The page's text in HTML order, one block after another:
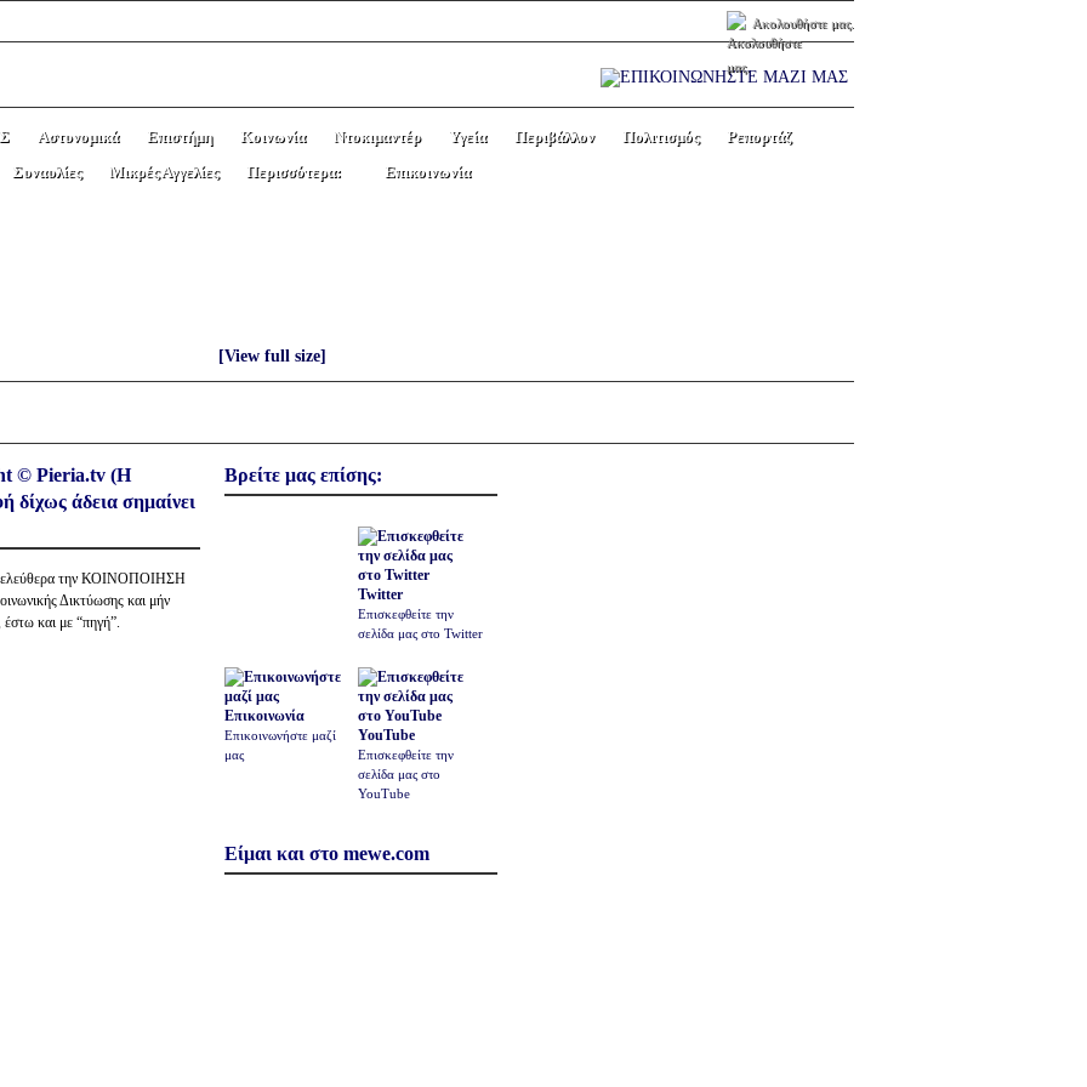
Ακολουθήστε μας.
Αστυνομικά Επιστήμη Κοινωνία Ντοκιμαντέρ Υγεία Περιβάλλον Πολιτισμός
Ρεπορτάζ
Συναυλίες Μικρές Αγγελίες Περισσότερα: Επικοινωνία
[View full size]
© Pieria.tv (Η
δίχως άδεια σημαίνει
ελεύθερα την ΚΟΙΝΟΠΟΙΗΣΗ
Δικτύωσης και μήν
έστω και με “πηγή”.
Βρείτε μας επίσης:
Twitter
Επισκεφθείτε την
σελίδα μας στο Twitter
Επικοινωνία
Επικοινωνήστε μαζί
μας
YouTube
Επισκεφθείτε την
σελίδα μας στο
YouTube
Είμαι και στο mewe.com